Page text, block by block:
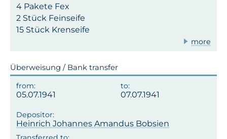
4 Pakete Fex
2 Stück Feinseife
15 Stück Krenseife
more
Überweisung / Bank transfer
05.07.1941 07.07.1941
Heinrich Johannes Amandus Bobsien